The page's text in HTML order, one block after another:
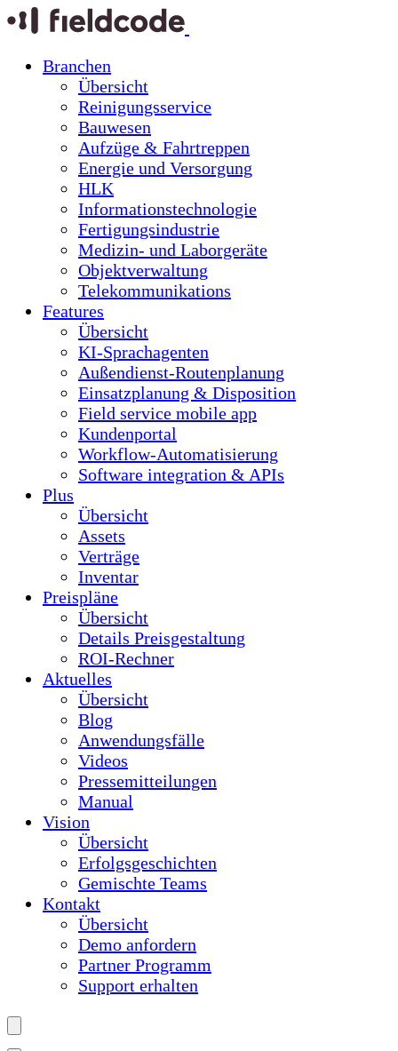
Branchen
Übersicht
Reinigungsservice
Bauwesen
Aufzüge & Fahrtreppen
Energie und Versorgung
HLK
Informationstechnologie
Fertigungsindustrie
Medizin- und Laborgeräte
Objektverwaltung
Telekommunikations
Features
Übersicht
KI-Sprachagenten
Außendienst-Routenplanung
Einsatzplanung & Disposition
Field service mobile app
Kundenportal
Workflow-Automatisierung
Software integration & APIs
Plus
Übersicht
Assets
Verträge
Inventar
Preispläne
Übersicht
Details Preisgestaltung
ROI-Rechner
Aktuelles
Übersicht
Blog
Anwendungsfälle
Videos
Pressemitteilungen
Manual
Vision
Übersicht
Erfolgsgeschichten
Gemischte Teams
Kontakt
Übersicht
Demo anfordern
Partner Programm
Support erhalten